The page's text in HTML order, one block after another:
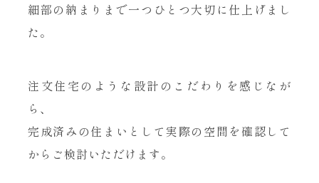
細部の納まりまで一つひとつ大切に仕上げまし
た。
注文住宅のような設計のこだわりを感じなが
ら、
完成済みの住まいとして実際の空間を確認して
からご検討いただけます。